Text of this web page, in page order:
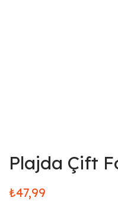
Plajda Çift
₺47,99